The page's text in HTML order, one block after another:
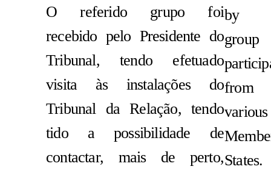
O referido grupo foi
recebido pelo Presidente do
Tribunal, tendo efetuado
visita às instalações do
Tribunal da Relação, tendo
tido a possibilidade de
contactar, mais de perto,
by
group
from
various
States.